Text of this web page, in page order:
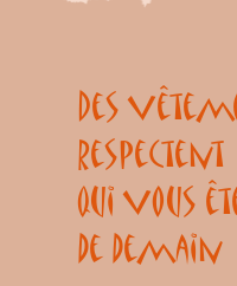
Des
respectent
qui vous
de demain